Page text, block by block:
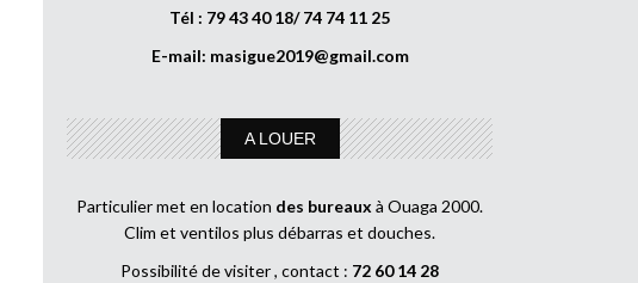
Tél : 79 43 40 18/ 74 74 11 25
E-mail: masigue2019@gmail.com
A LOUER
Particulier met en location des bureaux à Ouaga 2000.
Clim et ventilos plus débarras et douches.
Possibilité de visiter , contact : 72 60 14 28